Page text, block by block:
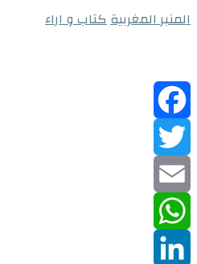
المنبر المغربيةكتاب و اراء
Facebook
Twitter
Email
WhatsApp